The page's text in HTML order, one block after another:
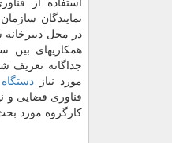
استفاده از
نمایندگان
در محل
همکاریهای بین
جداگانه
مورد نیازدستگاه
فناوری فضایی و
کارگروه مورد